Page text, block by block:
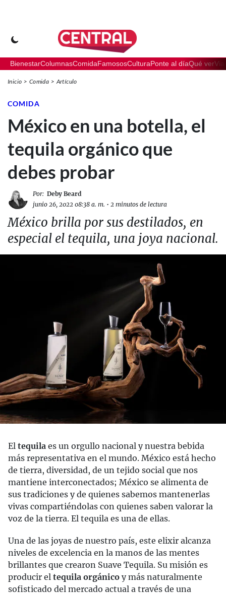
BienestarColumnasComidaFamososCulturaPonte al díaQué ver
Inicio Comida Artículo
COMIDA
México en una botella, el
tequila orgánico que
debes probar
Por: Deby Beard
junio 26, 2022 08:38 a. m. • 2 minutos de lectura
México brilla por sus destilados, en
especial el tequila, una joya nacional.
El tequila es un orgullo nacional y nuestra bebida
más representativa en el mundo. México está hecho
de tierra, diversidad, de un tejido social que nos
mantiene interconectados; México se alimenta de
sus tradiciones y de quienes sabemos mantenerlas
vivas compartiéndolas con quienes saben valorar la
voz de la tierra. El tequila es una de ellas.
Una de las joyas de nuestro país, este elixir alcanza
niveles de excelencia en la manos de las mentes
brillantes que crearon Suave Tequila. Su misión es
producir el tequila orgánico y más naturalmente
sofisticado del mercado actual a través de una